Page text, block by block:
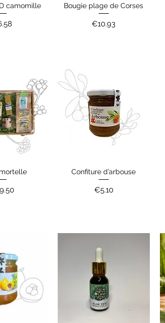
View
camomille Quick View
Bougie plage de Corses
Price
€10.93
View Quick View
Confiture d’arbouse
Price
€5.10